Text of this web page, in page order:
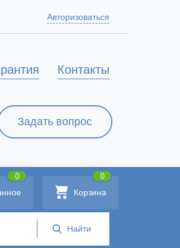
Авторизоваться
Контакты
Задать вопрос
Корзина
0
0